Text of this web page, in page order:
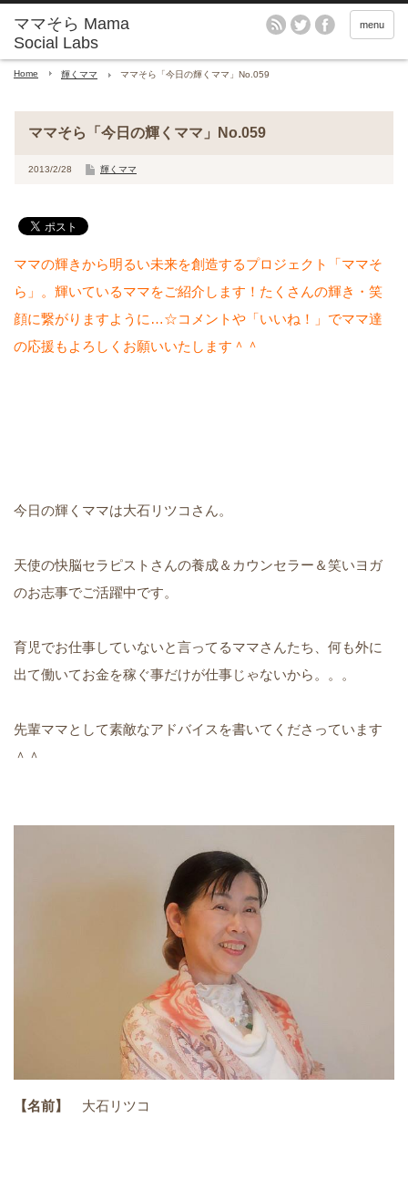
menu
Home 輝くママ ママそら「今日の輝くママ」No.059
ママそら「今日の輝くママ」No.059
2013/2/28 輝くママ
ママの輝きから明るい未来を創造するプロジェクト「ママそ
ら」。輝いているママをご紹介します！たくさんの輝き・笑
顔に繋がりますように…☆コメントや「いいね！」でママ達
の応援もよろしくお願いいたします＾＾
今日の輝くママは大石リツコさん。
天使の快脳セラピストさんの養成＆カウンセラー＆笑いヨガ
のお志事でご活躍中です。
育児でお仕事していないと言ってるママさんたち、何も外に
出て働いてお金を稼ぐ事だけが仕事じゃないから。。。
先輩ママとして素敵なアドバイスを書いてくださっています
＾＾
【名前】 大石リツコ